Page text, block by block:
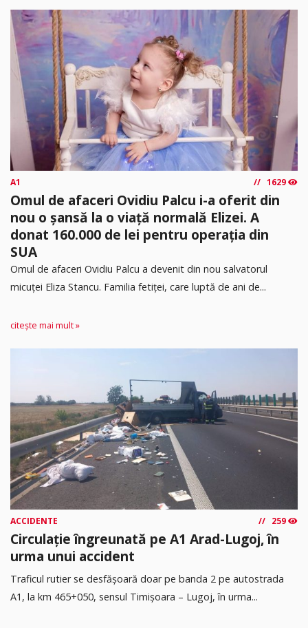
A1 1629
Omul de afaceri Ovidiu Palcu i-a oferit din
nou o șansă la o viață normală Elizei. A
donat 160.000 de lei pentru operația din
SUA
Omul de afaceri Ovidiu Palcu a devenit din nou salvatorul
micuței Eliza Stancu. Familia fetiței, care luptă de ani de...
citește mai mult »
ACCIDENTE 259
Circulație îngreunată pe A1 Arad-Lugoj, în
urma unui accident
Traficul rutier se desfășoară doar pe banda 2 pe autostrada
A1, la km 465+050, sensul Timişoara – Lugoj, în urma...